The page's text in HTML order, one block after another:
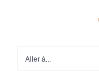
Aller à...